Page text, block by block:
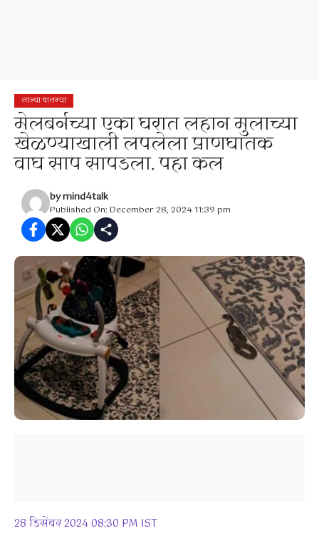
ताज्या बातम्या
मेलबर्नच्या एका घरात लहान मुलाच्या
खेळण्याखाली लपलेला प्राणघातक
वाघ साप सापडला. पहा कल
bymind4talk
Published On: December 28, 2024 11:39 pm
28 डिसेंबर 2024 08:30 PM IST